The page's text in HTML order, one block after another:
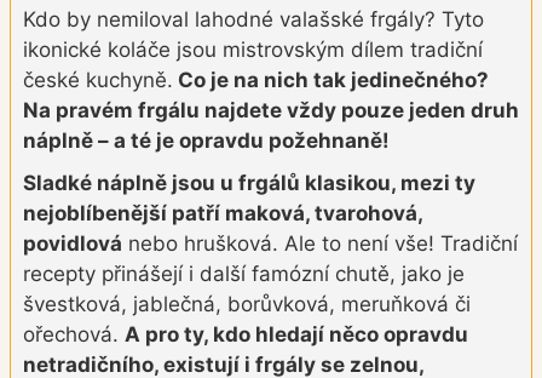
Kdo by nemiloval lahodné valašské frgály? Tyto
ikonické koláče jsou mistrovským dílem tradiční
české kuchyně. Co je na nich tak jedinečného?
Na pravém frgálu najdete vždy pouze jeden druh
náplně – a té je opravdu požehnaně!
Sladké náplně jsou u frgálů klasikou, mezi ty
nejoblíbenější patří maková, tvarohová,
povidlová nebo hrušková. Ale to není vše! Tradiční
recepty přinášejí i další famózní chutě, jako je
švestková, jablečná, borůvková, meruňková či
ořechová. A pro ty, kdo hledají něco opravdu
netradičního, existují i frgály se zelnou,